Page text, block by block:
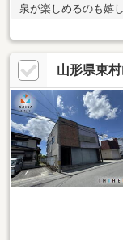
泉が楽しめるのも嬉
い。
山形県東